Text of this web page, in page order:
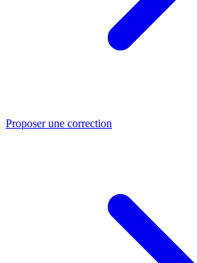
Proposer une correction